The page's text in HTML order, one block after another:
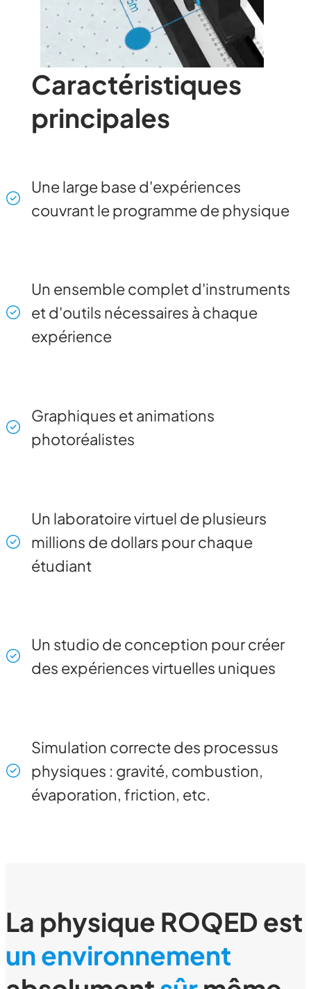
Caractéristiques
principales
Une large base d'expériences
couvrant le programme de physique
Un ensemble complet d'instruments
et d'outils nécessaires à chaque
expérience
Graphiques et animations
photoréalistes
Un laboratoire virtuel de plusieurs
millions de dollars pour chaque
étudiant
Un studio de conception pour créer
des expériences virtuelles uniques
Simulation correcte des processus
physiques : gravité, combustion,
évaporation, friction, etc.
La physique ROQED est
un environnement